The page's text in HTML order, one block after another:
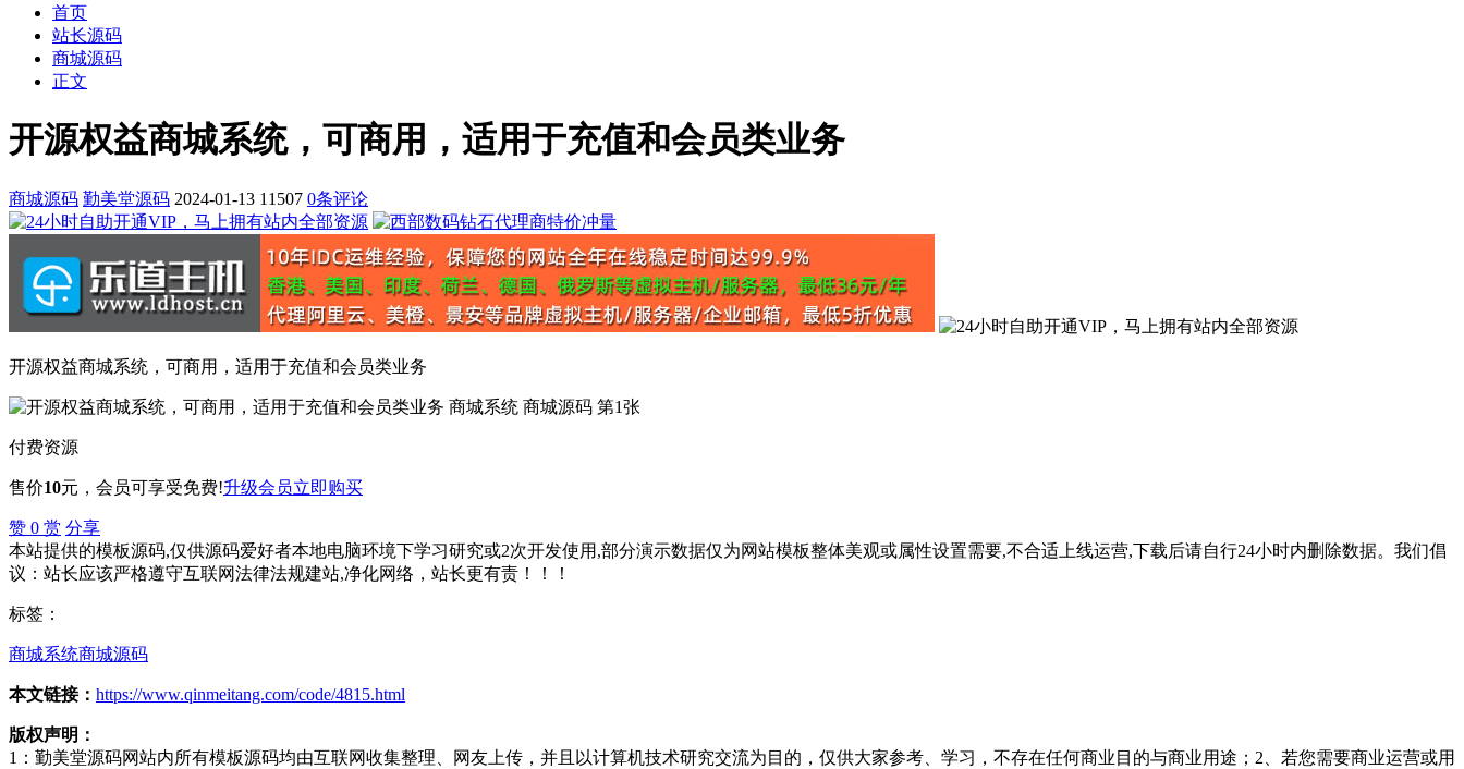
首页
站长源码
商城源码
正文
开源权益商城系统，可商用，适用于充值和会员类业务
商城源码 勤美堂源码 2024-01-13 11507 0条评论
开源权益商城系统，可商用，适用于充值和会员类业务
付费资源
售价10元 ，会员可享受免费!升级会员立即购买
赞 0 赏 分享
本站提供的模板源码,仅供源码爱好者本地电脑环境下学习研究或2次开发使用,部分演示数据仅为网站模板整体美观或属性设置需要,不合适上线运营,下载后请自行24小时内删除数据。我们倡
议：站长应该严格遵守互联网法律法规建站,净化网络，站长更有责！！！
标签：
商城系统商城源码
本文链接： https://www.qinmeitang.com/code/4815.html
版权声明：
1：勤美堂源码网站内所有模板源码均由互联网收集整理、网友上传，并且以计算机技术研究交流为目的，仅供大家参考、学习，不存在任何商业目的与商业用途；2、若您需要商业运营或用